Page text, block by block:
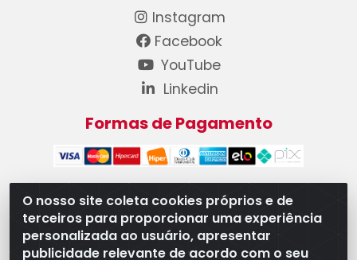
O nosso site coleta cookies próprios e de
terceiros para proporcionar uma experiência
personalizada ao usuário, apresentar
publicidade relevante de acordo com o seu
Instagram
Facebook
YouTube
Linkedin
Formas de Pagamento
WB Componentes Automotivos LTDA - CNPJ
08.528.393/0001-12 - Rua do Níquel, 667 - Parque
Oeste Industrial, Goiânia/GO - CEP 74375-660